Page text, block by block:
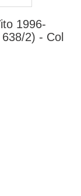
1996-
2) - Col